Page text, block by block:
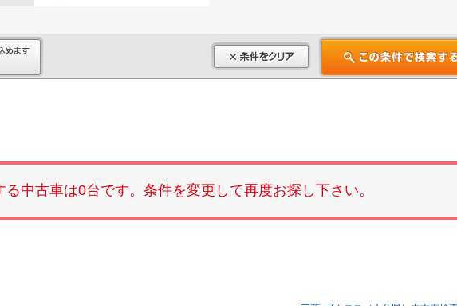
中古車は0台です。条件を変更して再度お探し下さい。